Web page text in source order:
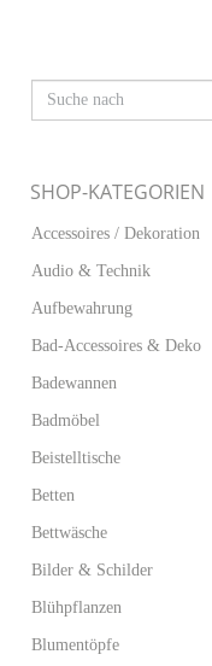
SHOP-KATEGORIEN
Accessoires / Dekoration
Audio & Technik
Aufbewahrung
Bad-Accessoires & Deko
Badewannen
Badmöbel
Beistelltische
Betten
Bettwäsche
Bilder & Schilder
Blühpflanzen
Blumentöpfe